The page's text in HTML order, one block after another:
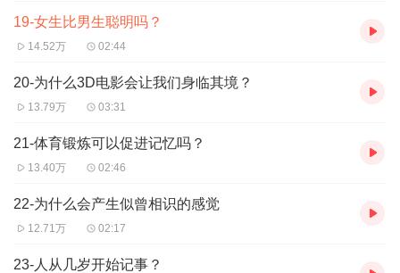
19-女生比男生聪明吗？
14.52万 02:44
20-为什么3D电影会让我们身临其境？
13.79万 03:31
21-体育锻炼可以促进记忆吗？
13.40万 02:46
22-为什么会产生似曾相识的感觉
12.71万 02:17
23-人从几岁开始记事？